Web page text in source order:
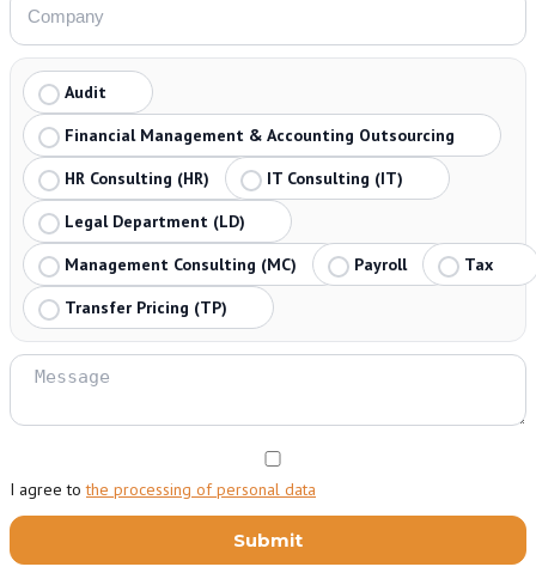
Audit
Financial Management & Accounting Outsourcing
HR Consulting (HR)
IT Consulting (IT)
Legal Department (LD)
Management Consulting (MC)
Payroll
Tax
Transfer Pricing (TP)
I agree tothe processing of personal data